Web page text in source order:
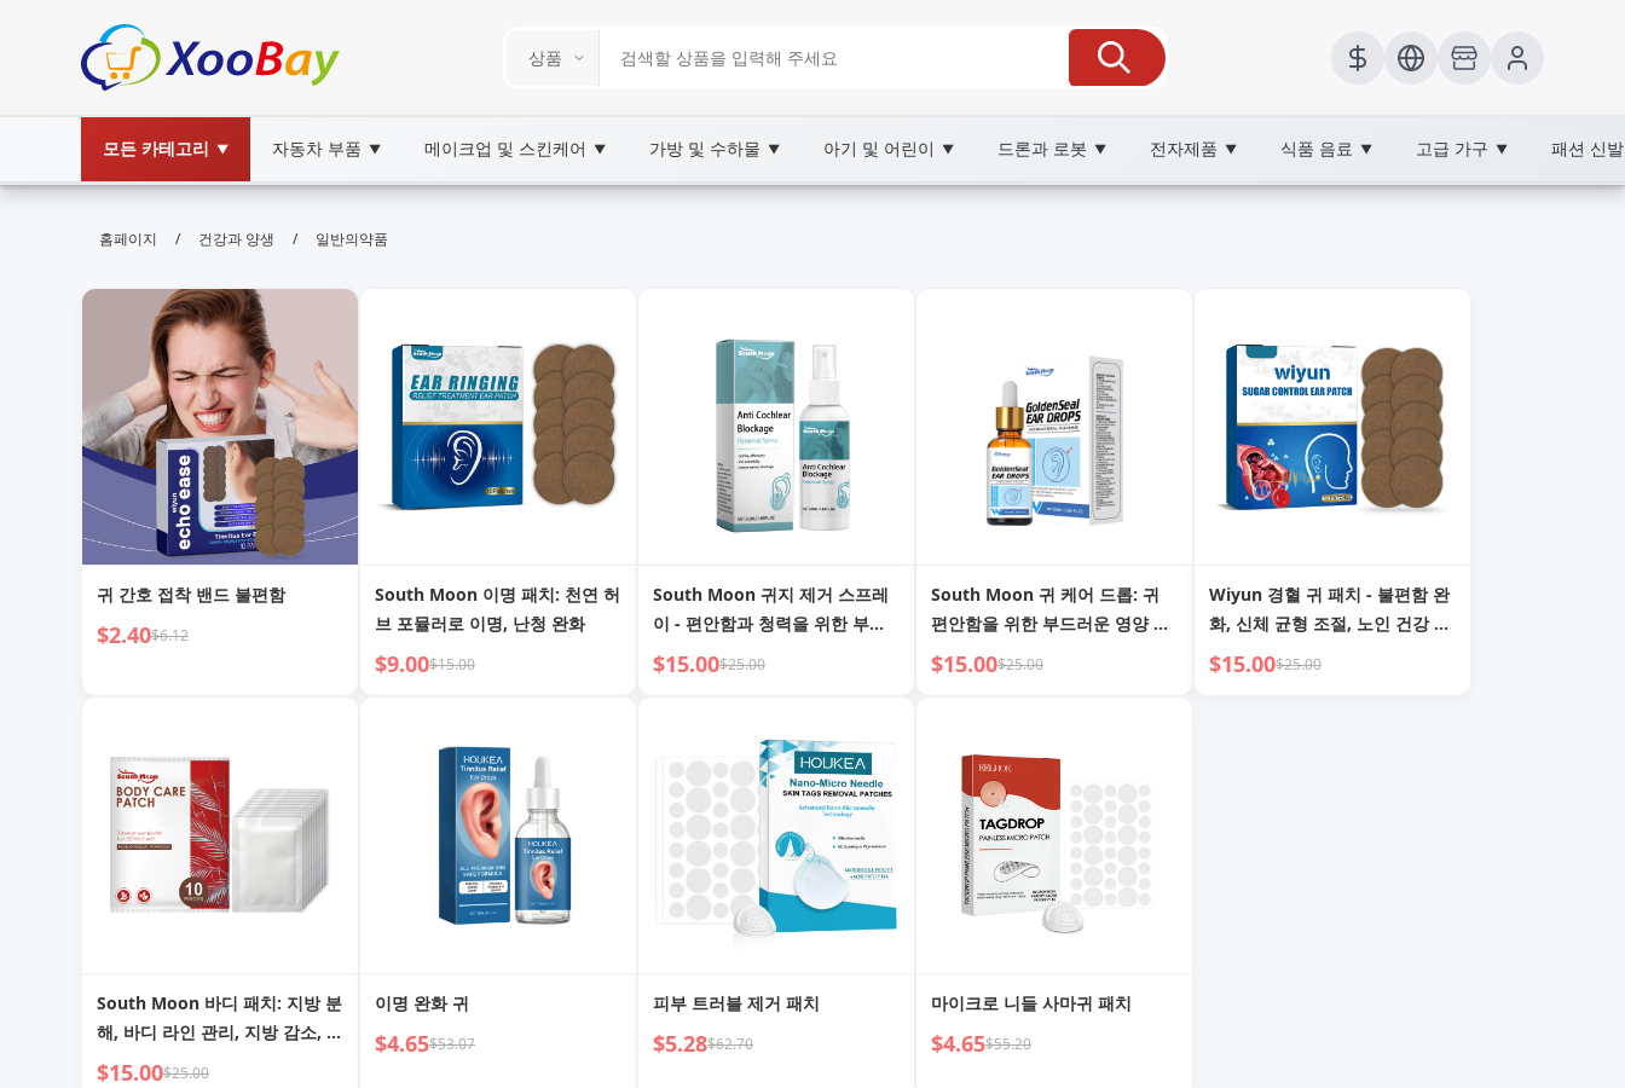
모든 카테고리 ▼ 자동차 부품 ▼ 메이크업 및 스킨케어 ▼ 가방 및 수하물 ▼ 아기 및 어린이 ▼ 드론과 로봇 ▼ 전자제품 ▼ 식품 음료 ▼ 고급 가구 ▼ 패션 신
일반의약품 | XOOBAY B2B/B2C Marketplace
일반의약품의 정의와 선택 팁, 안전한 복용과 합리적 구매 정보를 제공합니다.
홈페이지 / 건강과 양생 / 일반의약품
귀 간호 접착 밴드 불편함
$2.40$6.12
South Moon 이명 패치: 천연 허
브 포뮬러로 이명, 난청 완화
$9.00$15.00
South Moon 귀지 제거 스프레
이 - 편안함과 청력을 위한 부드
러운 식물성 포뮬러
$15.00$25.00
South Moon 귀 케어 드롭: 귀
편안함을 위한 부드러운 영양 공
급
$15.00$25.00
Wiyun 경혈 귀 패치 - 불편함 완
화, 신체 균형 조절, 노인 건강 관
리
$15.00$25.00
South Moon 바디 패치: 지방 분
해, 바디 라인 관리, 지방 감소, 불
편함 완화
$15.00$25.00
이명 완화 귀
$4.65$53.07
피부 트러블 제거 패치
$5.28$62.70
마이크로 니들 사마귀 패치
$4.65$55.20